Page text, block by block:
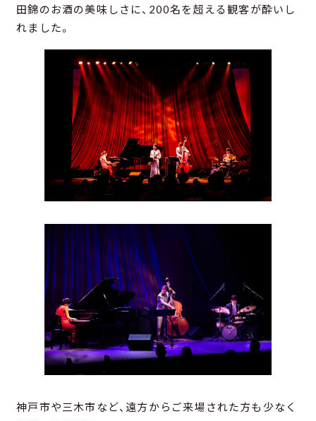
田錦のお酒の美味しさに、200名を超える観客が酔いし
れました。
神戸市や三木市など、遠方からご来場された方も少なく